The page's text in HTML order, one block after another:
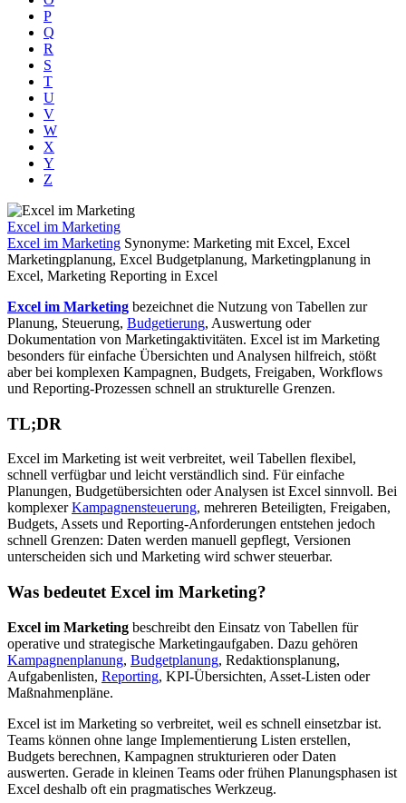
P
Q
R
S
T
U
V
W
X
Y
Z
Excel im Marketing
Excel im Marketing Synonyme: Marketing mit Excel, Excel
Marketingplanung, Excel Budgetplanung, Marketingplanung in
Excel, Marketing Reporting in Excel
Excel im Marketing bezeichnet die Nutzung von Tabellen zur
Planung, Steuerung, Budgetierung, Auswertung oder
Dokumentation von Marketingaktivitäten. Excel ist im Marketing
besonders für einfache Übersichten und Analysen hilfreich, stößt
aber bei komplexen Kampagnen, Budgets, Freigaben, Workflows
und Reporting-Prozessen schnell an strukturelle Grenzen.
TL;DR
Excel im Marketing ist weit verbreitet, weil Tabellen flexibel,
schnell verfügbar und leicht verständlich sind. Für einfache
Planungen, Budgetübersichten oder Analysen ist Excel sinnvoll. Bei
komplexerKampagnensteuerung, mehreren Beteiligten, Freigaben,
Budgets, Assets und Reporting-Anforderungen entstehen jedoch
schnell Grenzen: Daten werden manuell gepflegt, Versionen
unterscheiden sich und Marketing wird schwer steuerbar.
Was bedeutet Excel im Marketing?
Excel im Marketing beschreibt den Einsatz von Tabellen für
operative und strategische Marketingaufgaben. Dazu gehören
Kampagnenplanung, Budgetplanung, Redaktionsplanung,
Aufgabenlisten, Reporting, KPI-Übersichten, Asset-Listen oder
Maßnahmenpläne.
Excel ist im Marketing so verbreitet, weil es schnell einsetzbar ist.
Teams können ohne lange Implementierung Listen erstellen,
Budgets berechnen, Kampagnen strukturieren oder Daten
auswerten. Gerade in kleinen Teams oder frühen Planungsphasen ist
Excel deshalb oft ein pragmatisches Werkzeug.